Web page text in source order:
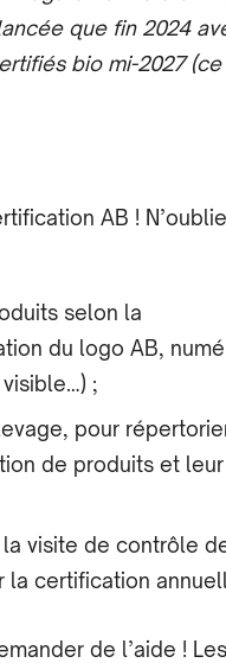
que fin 2024
bio mi-2027 (ce
AB !
selon la
du logo AB,
;
pour
de produits et leur
visite de contrôle
la certification
de l’aide ! Les